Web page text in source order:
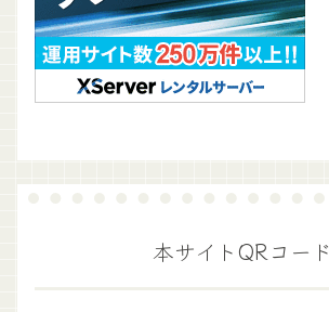
本サイトQRコード